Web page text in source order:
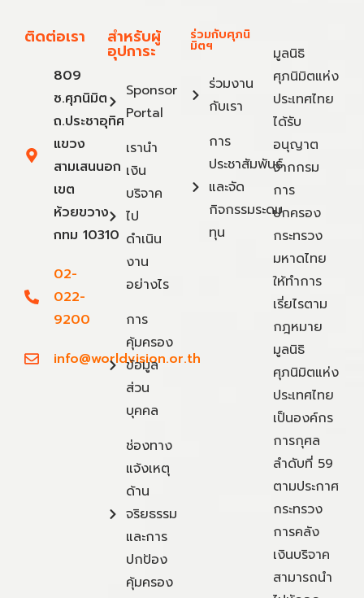
ติดต่อเรา
809
ซ.ศุภนิมิต
ถ.ประชาอุทิศ
แขวง
สามเสนนอก
เขต
ห้วยขวาง
กทม 10310
02-
022-
9200
info@worldvision.or.th
สำหรับผู้
อุปการะ
Sponsor
Portal
เรานำ
เงิน
บริจาค
ไป
ดำเนิน
งาน
อย่างไร
การ
คุ้มครอง
ข้อมูล
ส่วน
บุคคล
ช่องทาง
แจ้งเหตุ
ด้าน
จริยธรรม
และการ
ปกป้อง
คุ้มครอง
ร่วมกับศุภนิ
มิตฯ
ร่วมงาน
กับเรา
การ
ประชาสัมพันธ์
และจัด
กิจกรรมระดม
ทุน
มูลนิธิ
ศุภนิมิตแห่ง
ประเทศไทย
ได้รับ
อนุญาต
จากกรม
การ
ปกครอง
กระทรวง
มหาดไทย
ให้ทำการ
เรี่ยไรตาม
กฎหมาย
มูลนิธิ
ศุภนิมิตแห่ง
ประเทศไทย
เป็นองค์กร
การกุศล
ลำดับที่ 59
ตามประกาศ
กระทรวง
การคลัง
เงินบริจาค
สามารถนำ